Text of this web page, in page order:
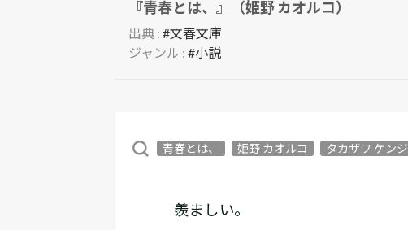
『青春とは、』（姫野 カオルコ）
出典 : #文春文庫
ジャンル : #小説
青春とは、 姫野 カオルコ タカザワ ケンジ
羨ましい。